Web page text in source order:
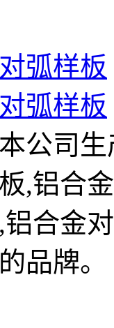
弧样板
弧样板
公司
,铝合
合金
品牌